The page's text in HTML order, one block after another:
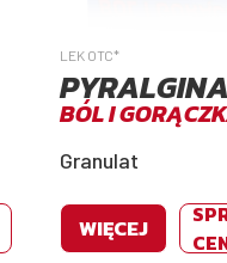
LEK OTC*
BÓL I
Granulat
WIĘCEJ